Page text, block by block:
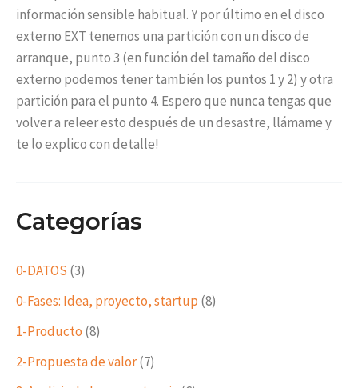
información sensible habitual. Y por último en el disco
externo EXT tenemos una partición con un disco de
arranque, punto 3 (en función del tamaño del disco
externo podemos tener también los puntos 1 y 2) y otra
partición para el punto 4. Espero que nunca tengas que
volver a releer esto después de un desastre, llámame y
te lo explico con detalle!
Categorías
0-DATOS (3)
0-Fases: Idea, proyecto, startup (8)
1-Producto (8)
2-Propuesta de valor(7)